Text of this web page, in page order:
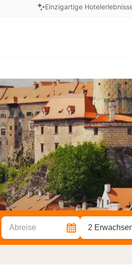
Einzigartige
Abreise 2